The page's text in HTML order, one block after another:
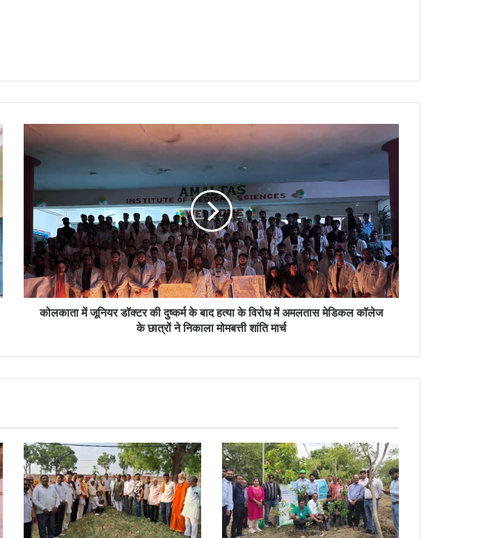
कोलकाता
में
जूनियर
डॉक्टर
दुष्कर्म
बाद
हत्या
के
विरोध
अमलतास
मेडिकल
ने
कोलकाता में जूनियर डॉक्टर की दुष्कर्म के बाद हत्या के विरोध में अमलतास मेडिकल कॉलेज
के छात्रों ने निकाला मोमबत्ती शांति मार्च